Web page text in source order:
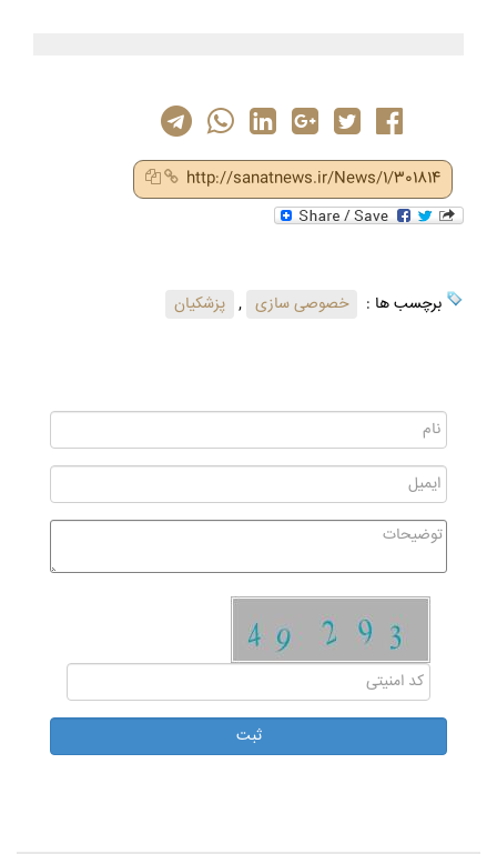
http://sanatnews.ir/News/1/301814
برچسب ها : خصوصی سازی , پزشکیان